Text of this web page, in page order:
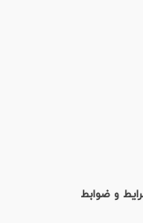
و ضوابط